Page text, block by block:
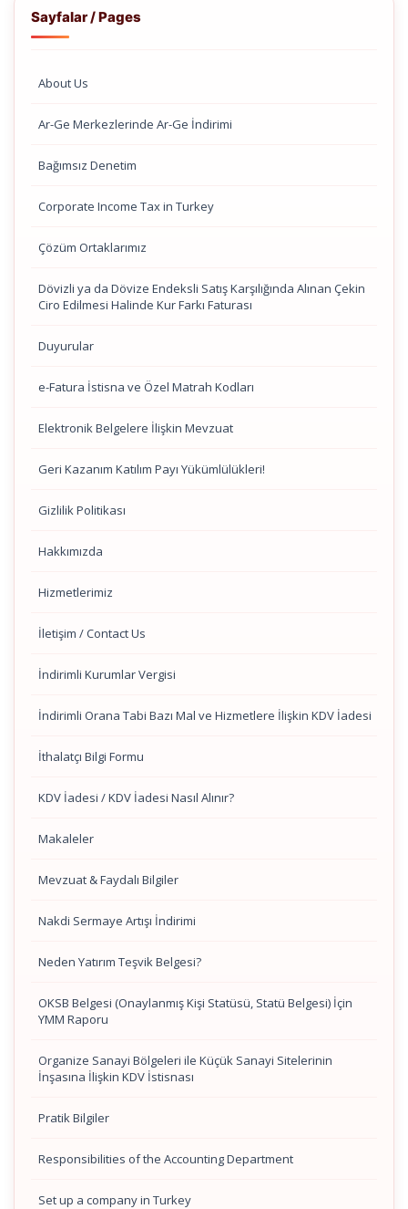
Sayfalar / Pages
About Us
Ar-Ge Merkezlerinde Ar-Ge İndirimi
Bağımsız Denetim
Corporate Income Tax in Turkey
Çözüm Ortaklarımız
Dövizli ya da Dövize Endeksli Satış Karşılığında Alınan Çekin
Ciro Edilmesi Halinde Kur Farkı Faturası
Duyurular
e-Fatura İstisna ve Özel Matrah Kodları
Elektronik Belgelere İlişkin Mevzuat
Geri Kazanım Katılım Payı Yükümlülükleri!
Gizlilik Politikası
Hakkımızda
Hizmetlerimiz
İletişim / Contact Us
İndirimli Kurumlar Vergisi
İndirimli Orana Tabi Bazı Mal ve Hizmetlere İlişkin KDV İadesi
İthalatçı Bilgi Formu
KDV İadesi / KDV İadesi Nasıl Alınır?
Makaleler
Mevzuat & Faydalı Bilgiler
Nakdi Sermaye Artışı İndirimi
Neden Yatırım Teşvik Belgesi?
OKSB Belgesi (Onaylanmış Kişi Statüsü, Statü Belgesi) İçin
YMM Raporu
Organize Sanayi Bölgeleri ile Küçük Sanayi Sitelerinin
İnşasına İlişkin KDV İstisnası
Pratik Bilgiler
Responsibilities of the Accounting Department
Set up a company in Turkey